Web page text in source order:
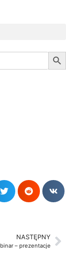
NASTĘPNY
– prezentacje